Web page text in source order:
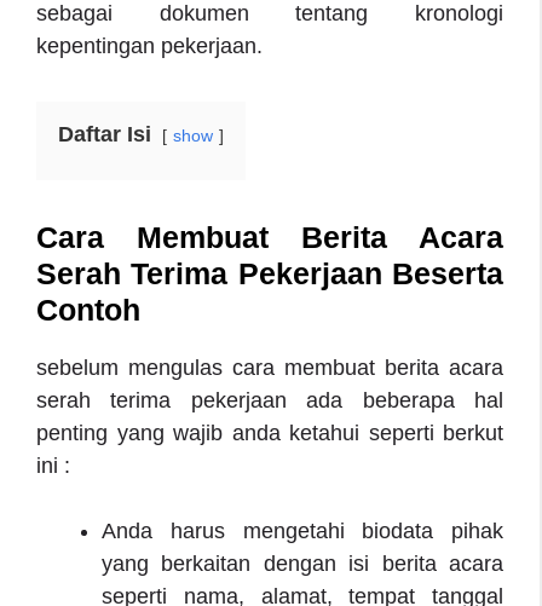
sebagai dokumen tentang kronologi
kepentingan pekerjaan.
Daftar Isi show
Cara Membuat Berita Acara
Serah Terima Pekerjaan Beserta
Contoh
sebelum mengulas cara membuat berita acara
serah terima pekerjaan ada beberapa hal
penting yang wajib anda ketahui seperti berkut
ini :
Anda harus mengetahi biodata pihak
yang berkaitan dengan isi berita acara
seperti nama, alamat, tempat tanggal